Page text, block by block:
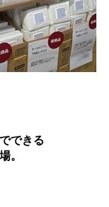
できる
。